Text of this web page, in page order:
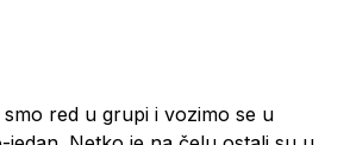
red u grupi i vozimo se u